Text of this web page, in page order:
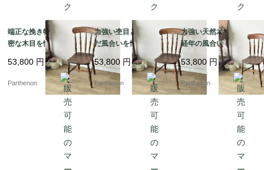
端正な挽き物細工と緻
密な木目を愉しむ、ク
ラシカルな椅子。深み
のある重厚な色艶が空
間を引き締める、木製
キッチンチェア【c313
53,800 円
Parthenon
力強い杢目と時を刻ん
だ風合いを愉しむ、ク
ラシカルなダイニング
チェア。美しい挽き物
加工の背もたれが目を
惹く、木製カントリー
チェア【c313-2】
53,800 円
Parthenon
力強い天然木の木目と
経年の風合いを愉しむ
クラシカルな椅子。美
しい旋盤加工のスポン
ドルが映える木製キッ
チンチェア【c313-1】
53,800 円
Parthenon